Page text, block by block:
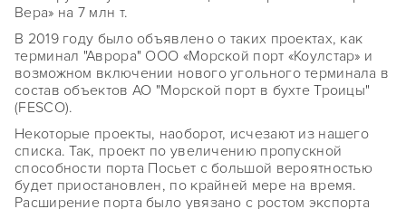
Вера» на 7 млн т.
В 2019 году было объявлено о таких проектах, как
терминал "Аврора" ООО «Морской порт «Коулстар» и
возможном включении нового угольного терминала в
состав объектов АО "Морской порт в бухте Троицы"
(FESCO).
Некоторые проекты, наоборот, исчезают из нашего
списка. Так, проект по увеличению пропускной
способности порта Посьет с большой вероятностью
будет приостановлен, по крайней мере на время.
Расширение порта было увязано с ростом экспорта